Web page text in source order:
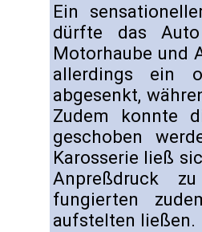
Ein
dürfte das
Motorhaube und
allerdings ein
abgesenkt,
Zudem konnte
geschoben
Karosserie ließ
Anpreßdruck
fungierten
aufstelten ließen.